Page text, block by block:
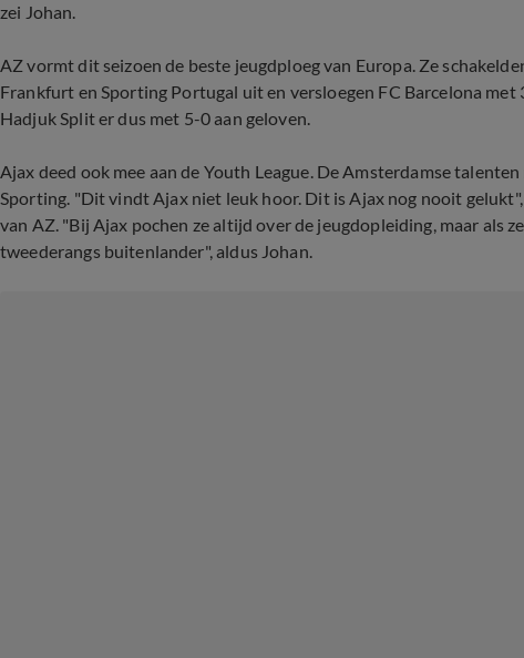
zei Johan.
AZ vormt dit seizoen de beste jeugdploeg van Europa. Ze
Frankfurt en Sporting Portugal uit en versloegen FC Barcelona
Hadjuk Split er dus met 5-0 aan geloven.
Ajax deed ook mee aan de Youth League. De Amsterdamse
Sporting. "Dit vindt Ajax niet leuk hoor. Dit is Ajax nog nooit
van AZ. "Bij Ajax pochen ze altijd over de jeugdopleiding, maar als
tweederangs buitenlander", aldus Johan.